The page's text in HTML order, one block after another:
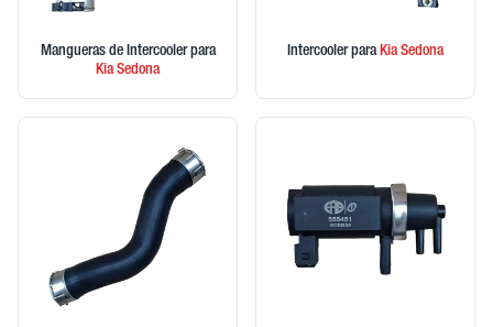
Mangueras de Intercooler para
KiaSedona
Intercooler paraKiaSedona